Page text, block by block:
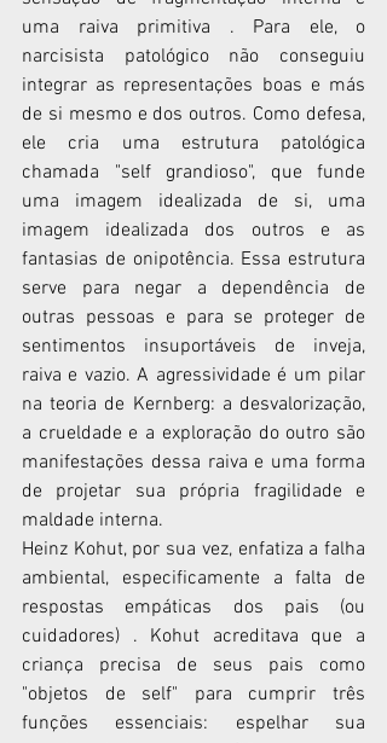
uma raiva primitiva . Para ele, o
narcisista patológico não conseguiu
integrar as representações boas e más
de si mesmo e dos outros. Como defesa,
ele cria uma estrutura patológica
chamada "self grandioso", que funde
uma imagem idealizada de si, uma
imagem idealizada dos outros e as
fantasias de onipotência. Essa estrutura
serve para negar a dependência de
outras pessoas e para se proteger de
sentimentos insuportáveis de inveja,
raiva e vazio. A agressividade é um pilar
na teoria de Kernberg: a desvalorização,
a crueldade e a exploração do outro são
manifestações dessa raiva e uma forma
de projetar sua própria fragilidade e
maldade interna.
Heinz Kohut, por sua vez, enfatiza a falha
ambiental, especificamente a falta de
respostas empáticas dos pais (ou
cuidadores) . Kohut acreditava que a
criança precisa de seus pais como
"objetos de self" para cumprir três
funções essenciais: espelhar sua